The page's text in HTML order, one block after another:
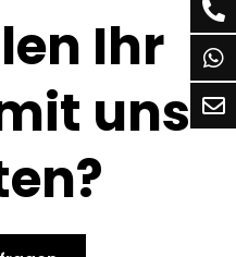
Ihr
uns